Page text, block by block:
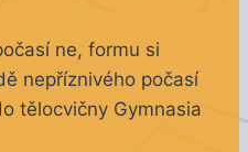
ne, formu si
nepříznivého počasí
tělocvičny Gymnasia